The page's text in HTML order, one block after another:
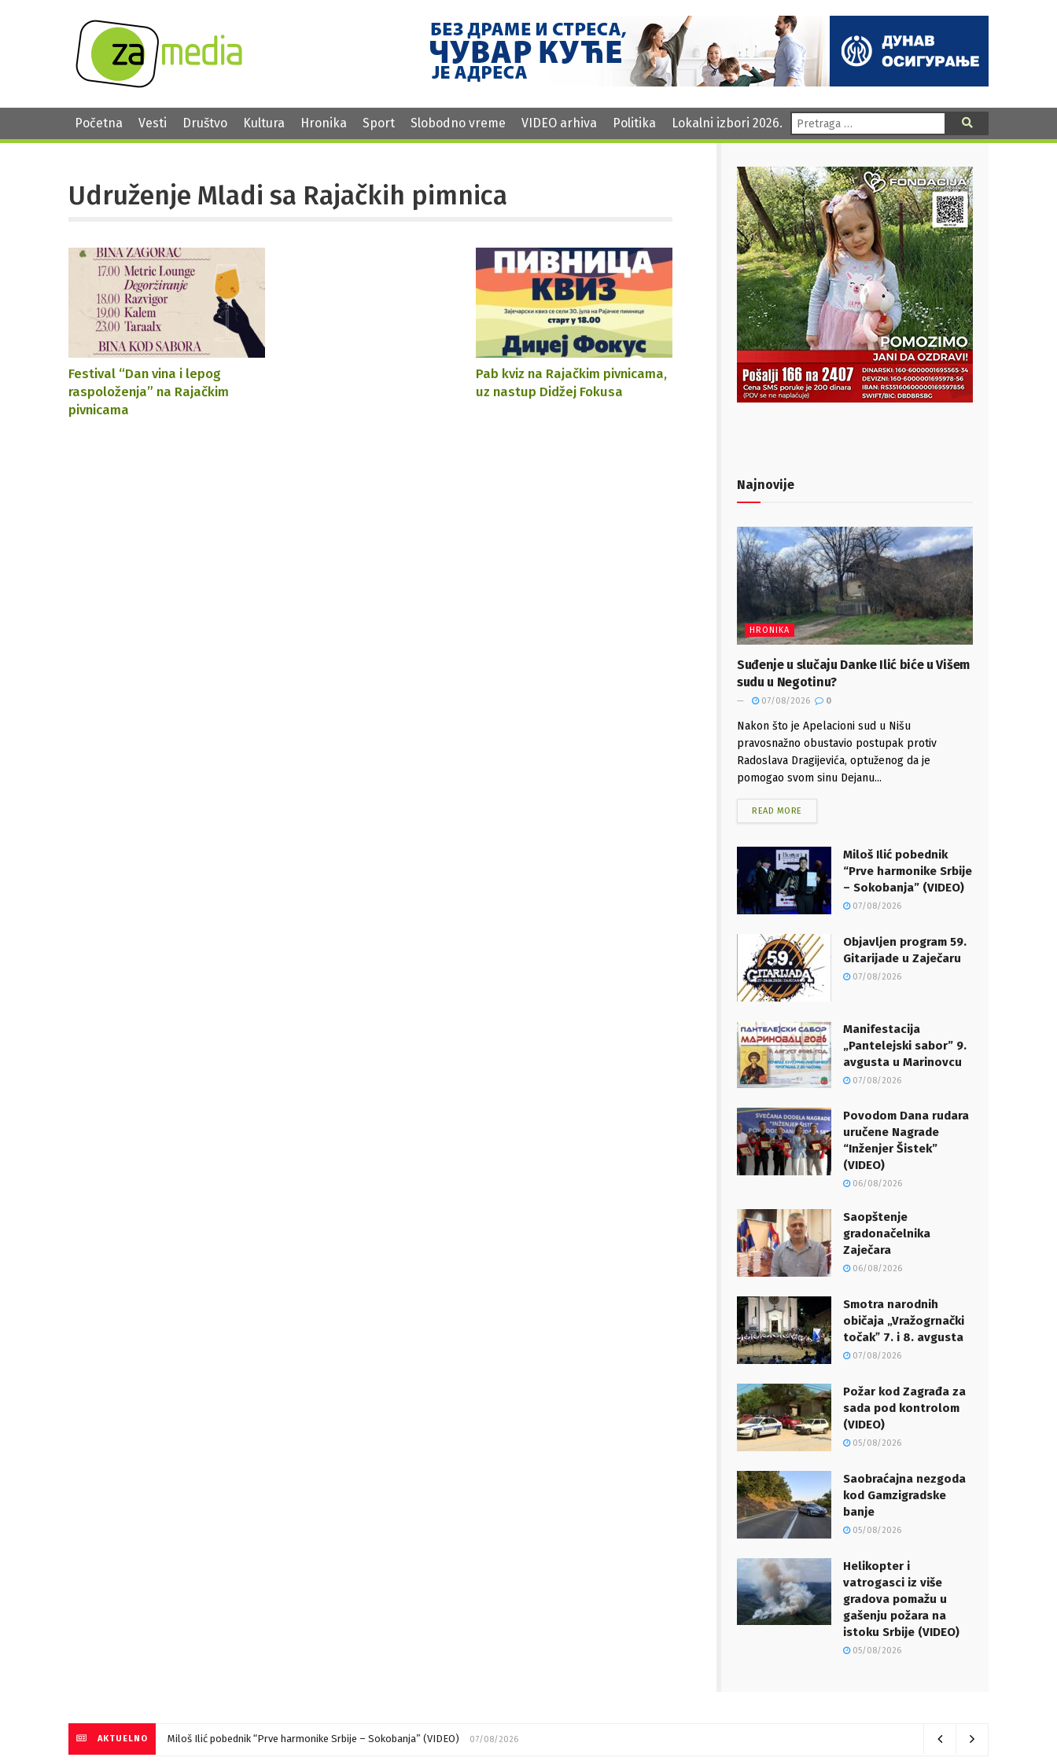
Početna Vesti Društvo Kultura Hronika Sport Slobodno vreme VIDEO arhiva Politika Lokalni izbori 2026. Pretraga:
Udruženje Mladi sa Rajačkih pimnica
Festival “Dan vina i lepog
raspoloženja” na Rajačkim
pivnicama
Pab kviz na Rajačkim pivnicama,
uz nastup Didžej Fokusa
Najnovije
HRONIKA
Suđenje u slučaju Danke Ilić biće u Višem
sudu u Negotinu?
07/08/2026 0
Nakon što je Apelacioni sud u Nišu
pravosnažno obustavio postupak protiv
Radoslava Dragijevića, optuženog da je
pomogao svom sinu Dejanu...
READ MORE
Miloš Ilić pobednik
“Prve harmonike Srbije
– Sokobanja” (VIDEO)
07/08/2026
Objavljen program 59.
Gitarijade u Zaječaru
07/08/2026
Manifestacija
„Pantelejski sabor” 9.
avgusta u Marinovcu
07/08/2026
Povodom Dana rudara
uručene Nagrade
“Inženjer Šistek”
(VIDEO)
06/08/2026
Saopštenje
gradonačelnika
Zaječara
06/08/2026
Smotra narodnih
običaja „Vražogrnački
točakˮ 7. i 8. avgusta
07/08/2026
Požar kod Zagrađa za
sada pod kontrolom
(VIDEO)
05/08/2026
Saobraćajna nezgoda
kod Gamzigradske
banje
05/08/2026
Helikopter i
vatrogasci iz više
gradova pomažu u
gašenju požara na
istoku Srbije (VIDEO)
05/08/2026
AKTUELNO Miloš Ilić pobednik “Prve harmonike Srbije – Sokobanja” (VIDEO) 07/08/2026